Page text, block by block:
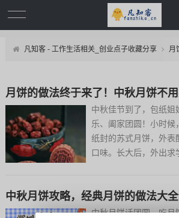
凡知客 - 工作生活相关_创业点子收藏分享 月
中秋佳节到了，包纸
乐、阖家团圆！小时候
纸封的苏式月饼，外表
口味。长大后，外出
家就能DIY的月饼，赶
样的中秋节吧！01...
中秋月饼话团圆，吃月